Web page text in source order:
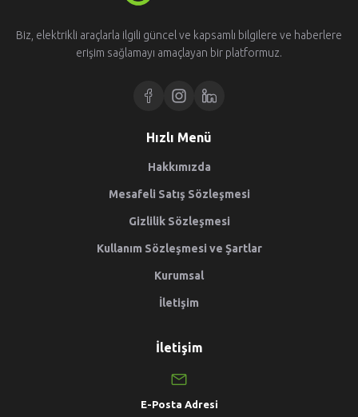
Biz, elektrikli araçlarla ilgili güncel ve kapsamlı bilgilere ve haberlere
erişim sağlamayı amaçlayan bir platformuz.
Hızlı Menü
Hakkımızda
Mesafeli Satış Sözleşmesi
Gizlilik Sözleşmesi
Kullanım Sözleşmesi ve Şartlar
Kurumsal
İletişim
İletişim
E-Posta Adresi